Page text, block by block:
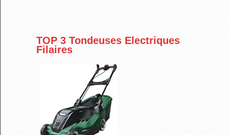
TOP 3 Tondeuses Electriques
Filaires